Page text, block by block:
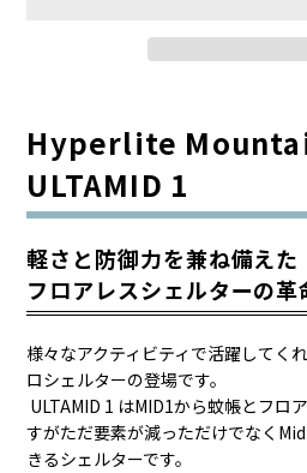
Hyperlite
ULTAMID 1
軽さと防御力を兼ね備えた
フロアレスシェルターの革
様々なアクティビティで活躍してく
ロシェルターの登場です。
ULTAMID 1 はMID1から蚊帳とフロ
すがただ要素が減っただけでなく
きるシェルターです。